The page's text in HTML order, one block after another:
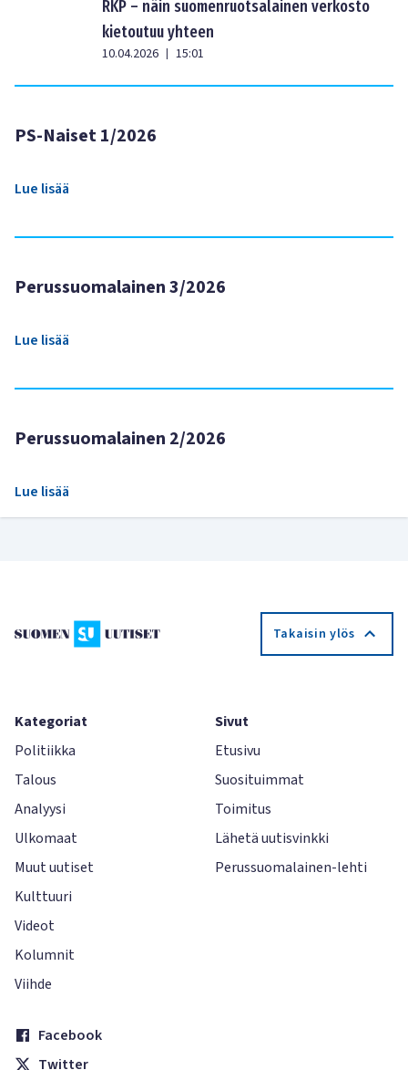
RKP – näin suomenruotsalainen verkosto
kietoutuu yhteen
10.04.2026 | 15:01
PS-Naiset 1/2026
Lue lisää
Perussuomalainen 3/2026
Lue lisää
Perussuomalainen 2/2026
Lue lisää
Takaisin ylös
Kategoriat
Politiikka
Talous
Analyysi
Ulkomaat
Muut uutiset
Kulttuuri
Videot
Kolumnit
Viihde
Sivut
Etusivu
Suosituimmat
Toimitus
Lähetä uutisvinkki
Perussuomalainen-lehti
Facebook
Twitter